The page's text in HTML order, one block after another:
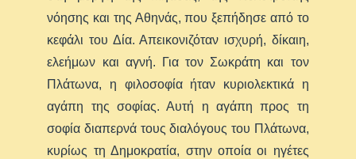
νόησης και της Αθηνάς, που ξεπήδησε από το
κεφάλι του Δία. Απεικονιζόταν ισχυρή, δίκαιη,
ελεήμων και αγνή. Για τον Σωκράτη και τον
Πλάτωνα, η φιλοσοφία ήταν κυριολεκτικά η
αγάπη της σοφίας. Αυτή η αγάπη προς τη
σοφία διαπερνά τους διαλόγους του Πλάτωνα,
κυρίως τη Δημοκρατία, στην οποία οι ηγέτες